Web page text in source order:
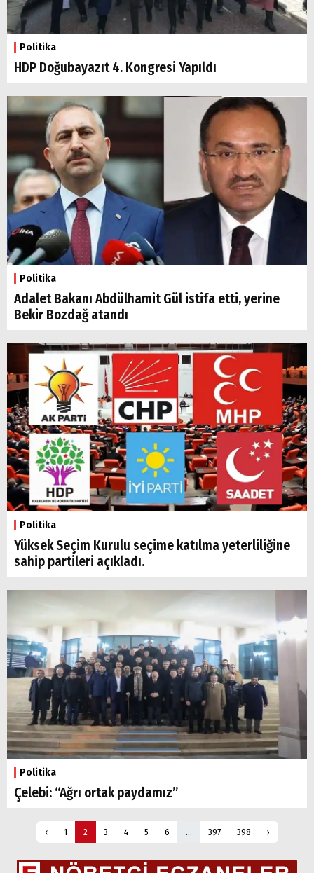
Politika
HDP Doğubayazıt 4. Kongresi Yapıldı
Politika
Adalet Bakanı Abdülhamit Gül istifa etti, yerine
Bekir Bozdağ atandı
Politika
Yüksek Seçim Kurulu seçime katılma yeterliliğine
sahip partileri açıkladı.
Politika
Çelebi: “Ağrı ortak paydamız”
‹ 1 2 3 4 5 6 ... 397 398 ›
Arama
Popüler
Aramalar:
Doğubayazıt